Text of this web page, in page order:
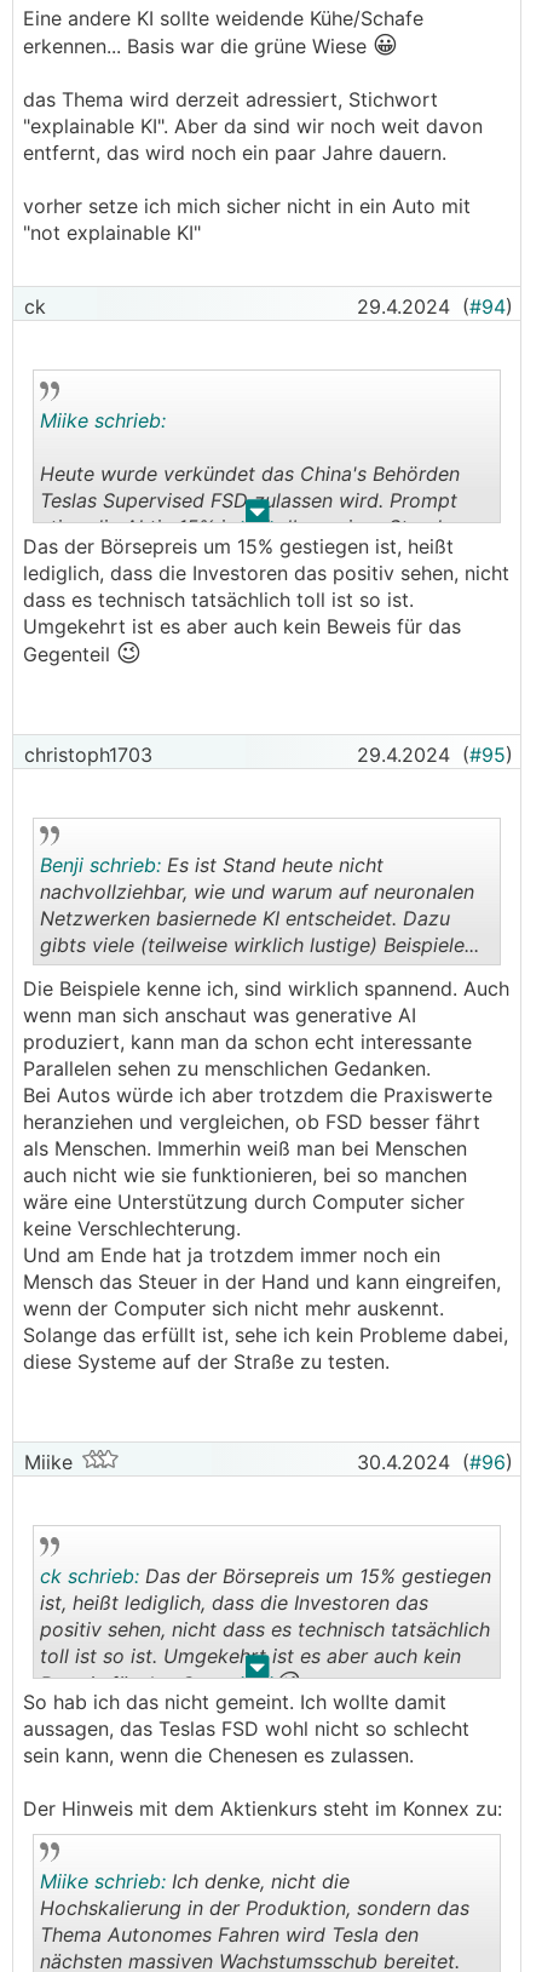
Eine andere KI sollte weidende Kühe/Schafe
erkennen... Basis war die grüne Wiese 😀
das Thema wird derzeit adressiert, Stichwort
"explainable KI". Aber da sind wir noch weit davon
entfernt, das wird noch ein paar Jahre dauern.
vorher setze ich mich sicher nicht in ein Auto mit
"not explainable KI"
ck 29.4.2024 (#94)
. .
Miike schrieb:
Heute wurde verkündet das China's Behörden
Teslas Supervised FSD zulassen wird. Prompt
stieg die Aktie 15% innerhalb weniger Stunden.
So schlecht dürft die dahinterliegende
Architektur dann wohl nicht sein😉
Das der Börsepreis um 15% gestiegen ist, heißt
lediglich, dass die Investoren das positiv sehen, nicht
dass es technisch tatsächlich toll ist so ist.
Umgekehrt ist es aber auch kein Beweis für das
Gegenteil 😉
christoph1703 29.4.2024 (#95)
..
Benji schrieb: Es ist Stand heute nicht
nachvollziehbar, wie und warum auf neuronalen
Netzwerken basiernede KI entscheidet. Dazu
gibts viele (teilweise wirklich lustige) Beispiele...
Die Beispiele kenne ich, sind wirklich spannend. Auch
wenn man sich anschaut was generative AI
produziert, kann man da schon echt interessante
Parallelen sehen zu menschlichen Gedanken.
Bei Autos würde ich aber trotzdem die Praxiswerte
heranziehen und vergleichen, ob FSD besser fährt
als Menschen. Immerhin weiß man bei Menschen
auch nicht wie sie funktionieren, bei so manchen
wäre eine Unterstützung durch Computer sicher
keine Verschlechterung.
Und am Ende hat ja trotzdem immer noch ein
Mensch das Steuer in der Hand und kann eingreifen,
wenn der Computer sich nicht mehr auskennt.
Solange das erfüllt ist, sehe ich kein Probleme dabei,
diese Systeme auf der Straße zu testen.
Miike 30.4.2024 (#96)
. .
ck schrieb: Das der Börsepreis um 15% gestiegen
ist, heißt lediglich, dass die Investoren das
positiv sehen, nicht dass es technisch tatsächlich
toll ist so ist. Umgekehrt ist es aber auch kein
Beweis für das Gegenteil😉
So hab ich das nicht gemeint. Ich wollte damit
aussagen, das Teslas FSD wohl nicht so schlecht
sein kann, wenn die Chenesen es zulassen.
Der Hinweis mit dem Aktienkurs steht im Konnex zu:
Miike schrieb: Ich denke, nicht die
Hochskalierung in der Produktion, sondern das
Thema Autonomes Fahren wird Tesla den
nächsten massiven Wachstumsschub bereitet.